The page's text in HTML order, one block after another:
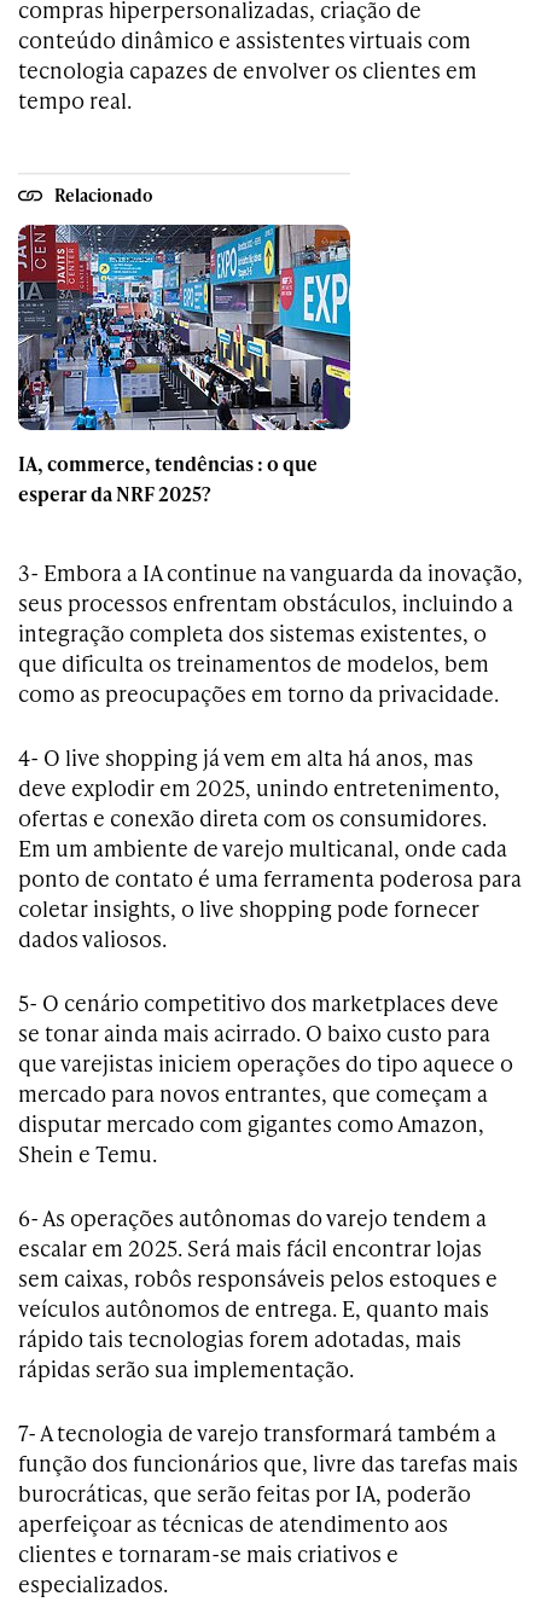
compras hiperpersonalizadas, criação de
conteúdo dinâmico e assistentes virtuais com
tecnologia capazes de envolver os clientes em
tempo real.
Relacionado
IA, commerce, tendências : o que
esperar da NRF 2025?
3- Embora a IA continue na vanguarda da inovação,
seus processos enfrentam obstáculos, incluindo a
integração completa dos sistemas existentes, o
que dificulta os treinamentos de modelos, bem
como as preocupações em torno da privacidade.
4- O live shopping já vem em alta há anos, mas
deve explodir em 2025, unindo entretenimento,
ofertas e conexão direta com os consumidores.
Em um ambiente de varejo multicanal, onde cada
ponto de contato é uma ferramenta poderosa para
coletar insights, o live shopping pode fornecer
dados valiosos.
5- O cenário competitivo dos marketplaces deve
se tonar ainda mais acirrado. O baixo custo para
que varejistas iniciem operações do tipo aquece o
mercado para novos entrantes, que começam a
disputar mercado com gigantes como Amazon,
Shein e Temu.
6- As operações autônomas do varejo tendem a
escalar em 2025. Será mais fácil encontrar lojas
sem caixas, robôs responsáveis pelos estoques e
veículos autônomos de entrega. E, quanto mais
rápido tais tecnologias forem adotadas, mais
rápidas serão sua implementação.
7- A tecnologia de varejo transformará também a
função dos funcionários que, livre das tarefas mais
burocráticas, que serão feitas por IA, poderão
aperfeiçoar as técnicas de atendimento aos
clientes e tornaram-se mais criativos e
especializados.